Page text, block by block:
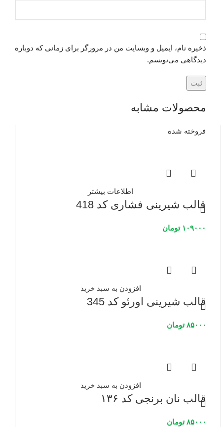
ذخیره نام، ایمیل و وبسایت من در مرورگر برای زمانی که دوباره
دیدگاهی می‌نویسم.
محصولات مشابه
فروخته شده
اطلاعات بیشتر
قالب شیرینی فشاری کد 418
۱۰۹۰۰۰ تومان
افزودن به سبد خرید
قالب شیرینی اورئو کد 345
۸۵۰۰۰ تومان
افزودن به سبد خرید
قالب نان برنجی کد ۱۳۶
۸۵۰۰۰ تومان